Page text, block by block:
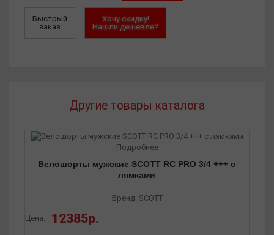
Быстрый
заказ
Хочу скидку!
Нашли дешевле?
Другие товары каталога
Подробнее
Велошорты мужские SCOTT RC PRO 3/4 +++ с
лямками
Бренд: SCOTT
Цена: 12385р.